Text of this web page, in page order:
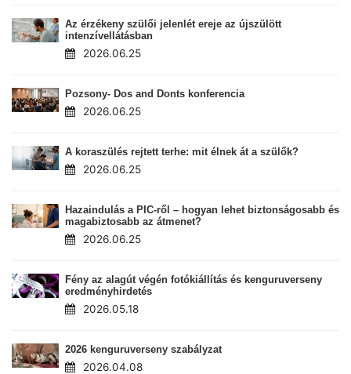
Az érzékeny szülői jelenlét ereje az újszülött
intenzívellátásban
2026.06.25
Pozsony- Dos and Donts konferencia
2026.06.25
A koraszülés rejtett terhe: mit élnek át a szülők?
2026.06.25
Hazaindulás a PIC-ről – hogyan lehet biztonságosabb és
magabiztosabb az átmenet?
2026.06.25
Fény az alagút végén fotókiállítás és kenguruverseny
eredményhirdetés
2026.05.18
2026 kenguruverseny szabályzat
2026.04.08